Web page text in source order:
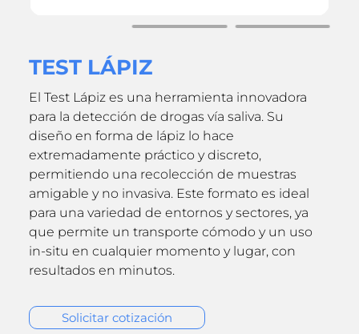
TEST LÁPIZ
El Test Lápiz es una herramienta innovadora
para la detección de drogas vía saliva. Su
diseño en forma de lápiz lo hace
extremadamente práctico y discreto,
permitiendo una recolección de muestras
amigable y no invasiva. Este formato es ideal
para una variedad de entornos y sectores, ya
que permite un transporte cómodo y un uso
in-situ en cualquier momento y lugar, con
resultados en minutos.
Solicitar cotización